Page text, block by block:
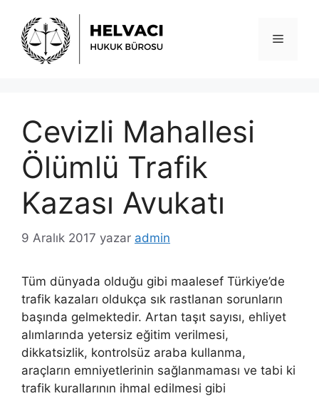
Menü
Cevizli Mahallesi
Ölümlü Trafik
Kazası Avukatı
9 Aralık 2017 yazar admin
Tüm dünyada olduğu gibi maalesef Türkiye’de
trafik kazaları oldukça sık rastlanan sorunların
başında gelmektedir. Artan taşıt sayısı, ehliyet
alımlarında yetersiz eğitim verilmesi,
dikkatsizlik, kontrolsüz araba kullanma,
araçların emniyetlerinin sağlanmaması ve tabi ki
trafik kurallarının ihmal edilmesi gibi